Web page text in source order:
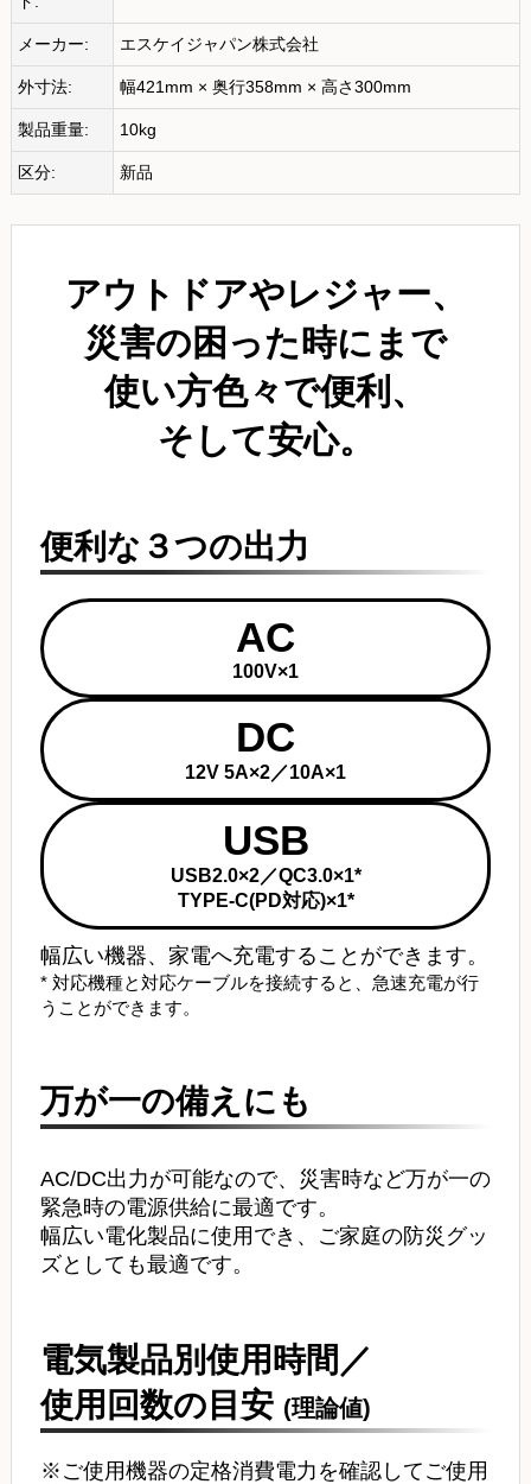
メーカー: エスケイジャパン株式会社
外寸法: 幅421mm × 奥行358mm × 高さ300mm
製品重量: 10kg
区分: 新品
アウトドアやレジャー、
災害の困った時にまで
使い方色々で便利、
そして安心。
便利な３つの出力
AC
100V×1
DC
12V 5A×2／10A×1
USB
USB2.0×2／QC3.0×1*
TYPE-C(PD対応)×1*
幅広い機器、家電へ充電することができます。
* 対応機種と対応ケーブルを接続すると、急速充電が行
うことができます。
万が一の備えにも
AC/DC出力が可能なので、災害時など万が一の
緊急時の電源供給に最適です。
幅広い電化製品に使用でき、ご家庭の防災グッ
ズとしても最適です。
電気製品別使用時間／
使用回数の目安 (理論値)
※ご使用機器の定格消費電力を確認してご使用